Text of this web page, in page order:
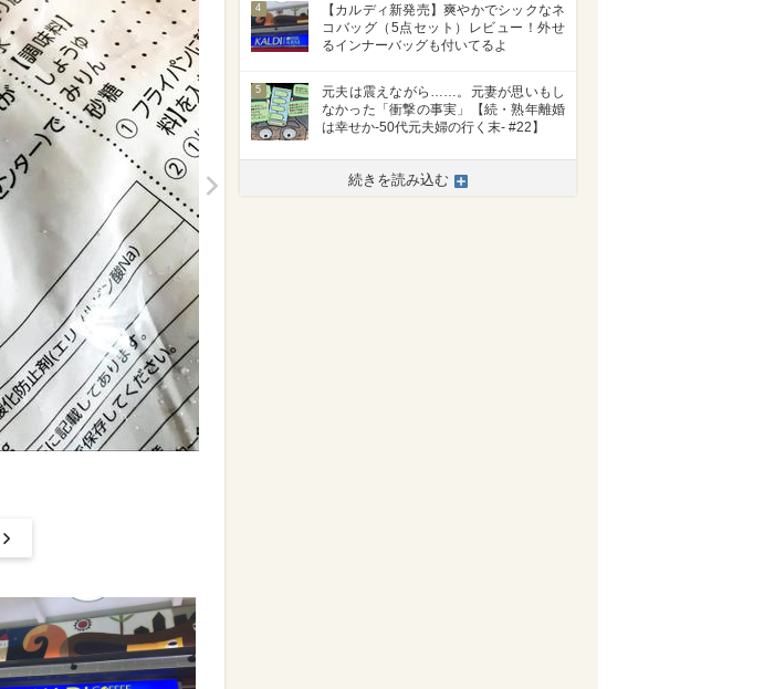
4
【カルディ新発売】爽やかでシックなネ
コバッグ（5点セット）レビュー！外せ
るインナーバッグも付いてるよ
5
元夫は震えながら……。元妻が思いもし
なかった「衝撃の事実」【続・熟年離婚
は幸せか-50代元夫婦の行く末- #22】
続きを読み込む